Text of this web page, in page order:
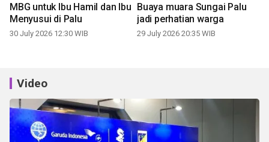
MBG untuk Ibu Hamil dan Ibu
Menyusui di Palu
30 July 2026 12:30 WIB
Buaya muara Sungai Palu
jadi perhatian warga
29 July 2026 20:35 WIB
Video